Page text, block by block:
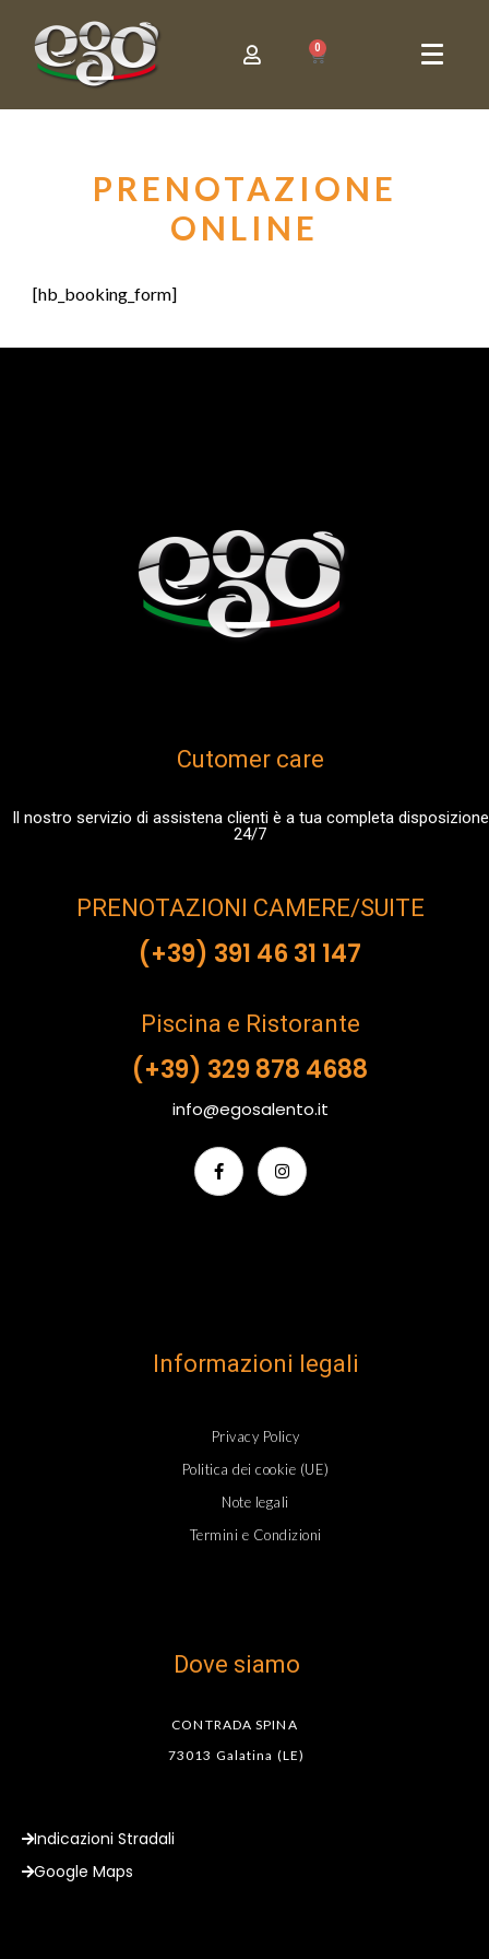
0
PRENOTAZIONE
ONLINE
[hb_booking_form]
Cutomer care
Il nostro servizio di assistena clienti è a tua completa disposizione
24/7
PRENOTAZIONI CAMERE/SUITE
(+39) 391 46 31 147
Piscina e Ristorante
(+39) 329 878 4688
info@egosalento.it
Informazioni legali
Privacy Policy
Politica dei cookie (UE)
Note legali
Termini e Condizioni
Dove siamo
CONTRADA SPINA
73013 Galatina (LE)
Indicazioni Stradali
Google Maps